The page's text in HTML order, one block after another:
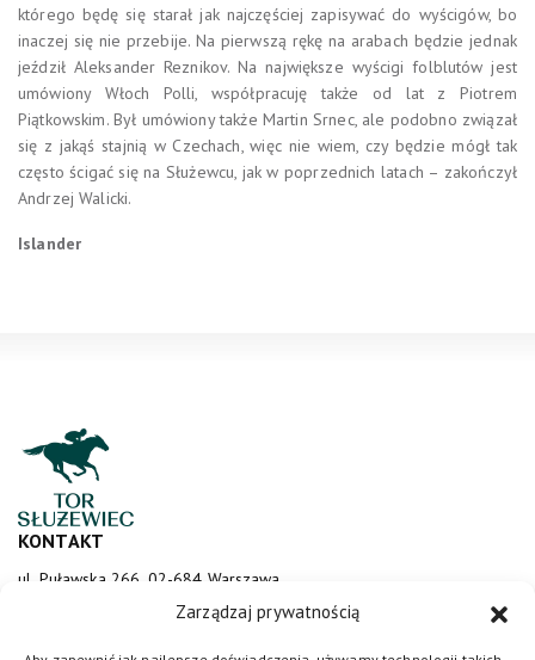
Zarządzaj prywatnością
którego będę się starał jak najczęściej zapisywać do wyścigów, bo
inaczej się nie przebije. Na pierwszą rękę na arabach będzie jednak
jeździł Aleksander Reznikov. Na największe wyścigi folblutów jest
umówiony Włoch Polli, współpracuję także od lat z Piotrem
Piątkowskim. Był umówiony także Martin Srnec, ale podobno związał
się z jakąś stajnią w Czechach, więc nie wiem, czy będzie mógł tak
często ścigać się na Służewcu, jak w poprzednich latach – zakończył
Andrzej Walicki.
Islander
KONTAKT
ul. Puławska 266, 02-684 Warszawa
sluzewiec@totalizator.pl
KONTAKT DLA MEDIÓW